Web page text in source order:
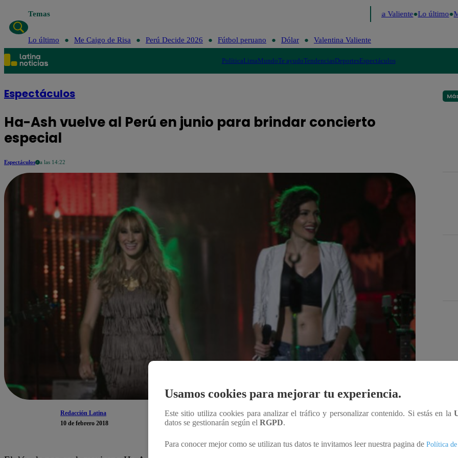
Temas Valentina Valiente Lo último
Lo último Me Caigo de Risa Perú Decide 2026 Fútbol peruano Dólar Valentina Valiente
PolíticaLimaMundoTe ayudoTendenciasDeportesEspectáculos
Espectáculos
Ha-Ash vuelve al Perú en junio para brindar concierto
especial
Espectáculos a las 14:22
Redacción Latina
10 de febrero 2018
Compartir
Usamos cookies para mejorar tu experiencia.
Este sitio utiliza cookies para analizar el tráfico y personalizar contenido. Si estás en la
datos se gestionarán según el RGPD.
Para conocer mejor como se utilizan tus datos te invitamos leer nuestra pagina de Política